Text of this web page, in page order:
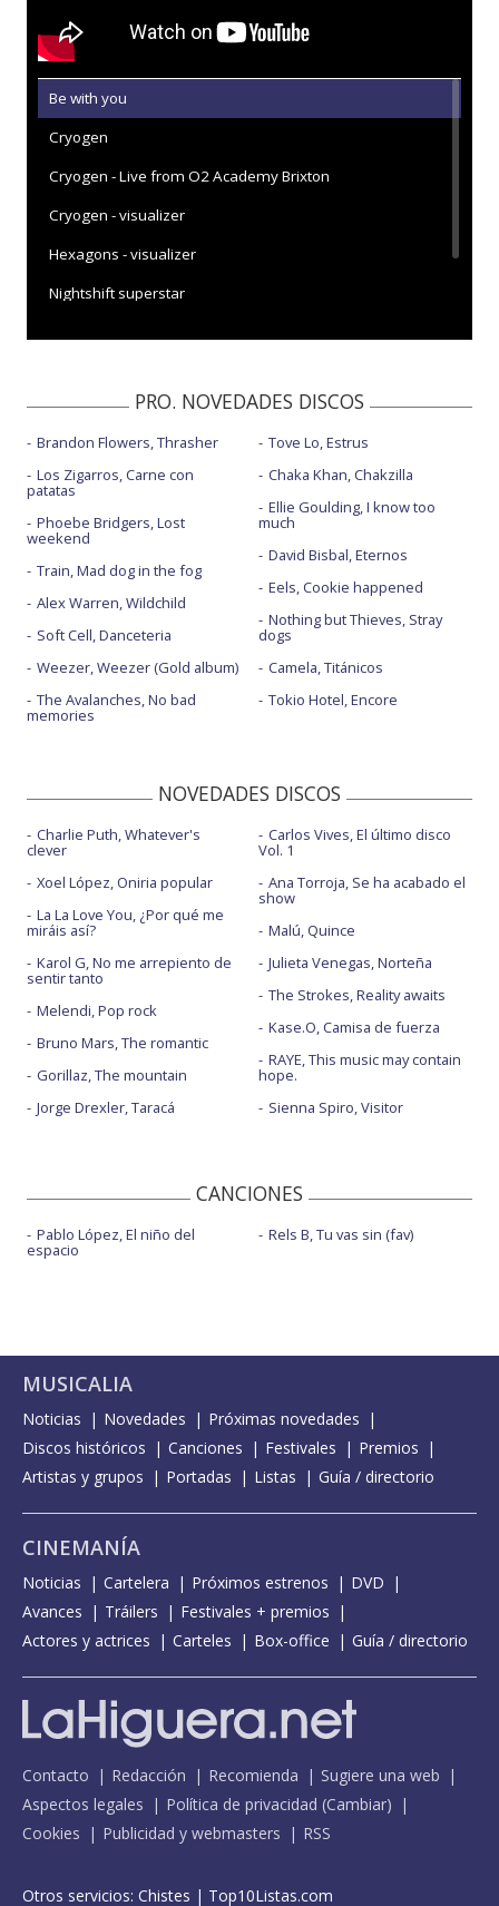
Be with you
Cryogen
Cryogen - Live from O2 Academy Brixton
Cryogen - visualizer
Hexagons - visualizer
Nightshift superstar
PRO. NOVEDADES DISCOS
Brandon Flowers, Thrasher
Los Zigarros, Carne con
patatas
Phoebe Bridgers, Lost
weekend
Train, Mad dog in the fog
Alex Warren, Wildchild
Soft Cell, Danceteria
Weezer, Weezer (Gold album)
The Avalanches, No bad
memories
Tove Lo, Estrus
Chaka Khan, Chakzilla
Ellie Goulding, I know too
much
David Bisbal, Eternos
Eels, Cookie happened
Nothing but Thieves, Stray
dogs
Camela, Titánicos
Tokio Hotel, Encore
NOVEDADES DISCOS
Charlie Puth, Whatever's
clever
Xoel López, Oniria popular
La La Love You, ¿Por qué me
miráis así?
Karol G, No me arrepiento de
sentir tanto
Melendi, Pop rock
Bruno Mars, The romantic
Gorillaz, The mountain
Jorge Drexler, Taracá
Carlos Vives, El último disco
Vol. 1
Ana Torroja, Se ha acabado el
show
Malú, Quince
Julieta Venegas, Norteña
The Strokes, Reality awaits
Kase.O, Camisa de fuerza
RAYE, This music may contain
hope.
Sienna Spiro, Visitor
CANCIONES
Pablo López, El niño del
espacio
Rels B, Tu vas sin (fav)
MUSICALIA
Noticias Novedades
Próximas novedades
Discos históricos
Canciones Festivales
Premios
Artistas y grupos
Portadas Listas Guía / directorio
CINEMANÍA
Noticias Cartelera Próximos estrenos
DVD
Avances
Tráilers
Festivales + premios
Actores y actrices
Carteles Box-office Guía / directorio
Contacto Redacción Recomienda
Sugiere una web
Aspectos legales
Política de privacidad (Cambiar)
Cookies
Publicidad y webmasters RSS
Otros servicios: Chistes | Top10Listas.com